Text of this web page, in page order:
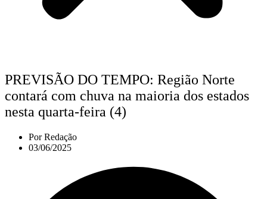
PREVISÃO DO TEMPO: Região Norte
contará com chuva na maioria dos estados
nesta quarta-feira (4)
PorRedação
03/06/2025